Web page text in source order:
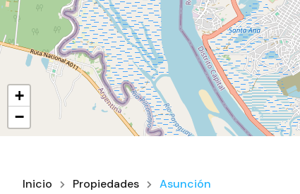
+
−
Inicio Propiedades Asunción